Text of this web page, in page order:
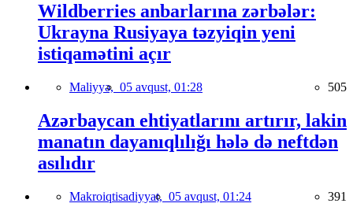
Wildberries anbarlarına zərbələr:
Ukrayna Rusiyaya təzyiqin yeni
istiqamətini açır
Maliyyə, 05 avqust, 01:28 505
Azərbaycan ehtiyatlarını artırır, lakin
manatın dayanıqlılığı hələ də neftdən
asılıdır
Makroiqtisadiyyat, 05 avqust, 01:24 391